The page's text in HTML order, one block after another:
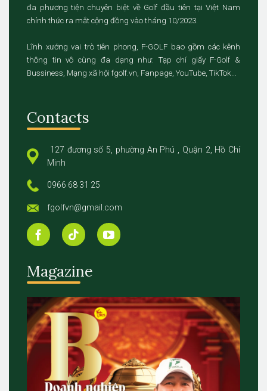
đa phương tiện chuyên biệt về Golf đầu tiên tại Việt Nam
chính thức ra mắt cộng đồng vào tháng 10/2023.
Lĩnh xướng vai trò tiên phong, F-GOLF bao gồm các kênh
thông tin vô cùng đa dạng như: Tạp chí giấy F-Golf &
Bussiness, Mạng xã hội fgolf.vn, Fanpage, YouTube, TikTok...
Contacts
127 đương số 5, phường An Phú , Quận 2, Hồ Chí
Minh
0966 68 31 25
fgolfvn@gmail.com
Magazine